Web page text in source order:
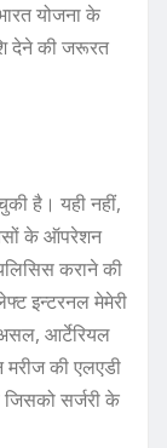
योजना के
देने की जरूरत
है। यही नहीं,
के ऑपरेशन
कराने की
इन्टरनल मेमेरी
आर्टेरियल
मरीज की एलएडी
जिसको सर्जरी के